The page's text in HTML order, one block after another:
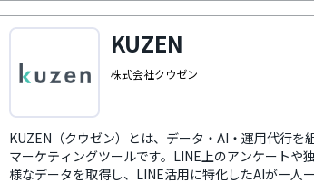
KUZEN
株式会社クウゼン
KUZEN（クウゼン）とは、データ・AI・運用代行を
マーケティングツールです。LINE上のアンケートや
様なデータを取得し、LINE活用に特化したAIが一人